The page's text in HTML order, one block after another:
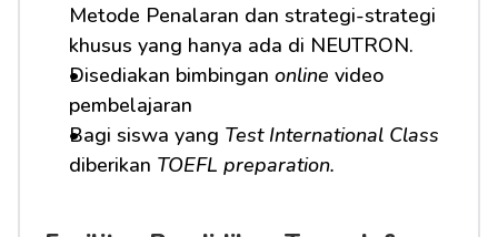
Metode Penalaran dan strategi-strategi
khusus yang hanya ada di NEUTRON.
Disediakan bimbingan online video
pembelajaran
Bagi siswa yang Test International Class
diberikan TOEFL preparation.